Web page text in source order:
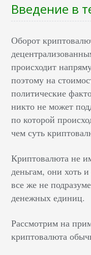
Введение в
Оборот
происходит
поэтому на
политические
никто не может
по которой
чем суть
Криптовалюта не
деньгам, они хоть
все же не
денежных единиц.
Рассмотрим на
криптовалюта